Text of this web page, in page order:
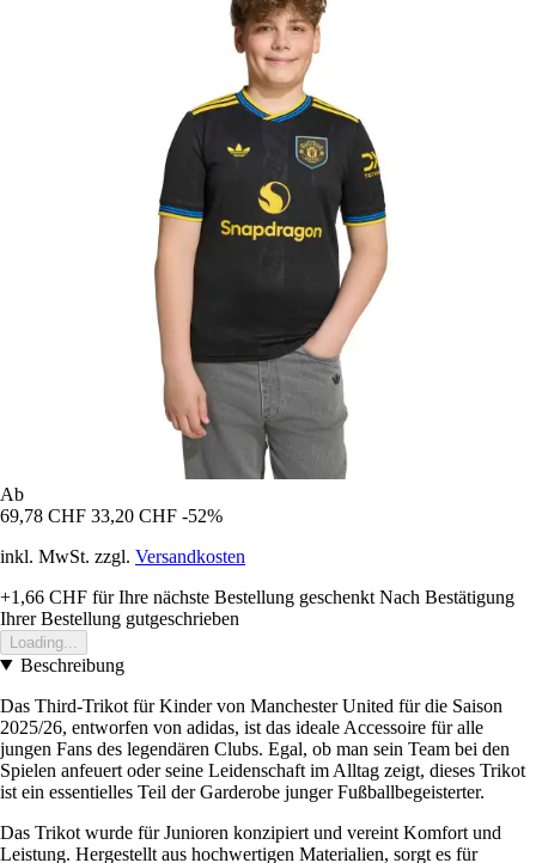
Ab
69,78 CHF 33,20 CHF -52%
inkl. MwSt. zzgl. Versandkosten
+1,66 CHF für Ihre nächste Bestellung geschenkt Nach Bestätigung
Ihrer Bestellung gutgeschrieben
Loading...
Beschreibung
Das Third-Trikot für Kinder von Manchester United für die Saison
2025/26, entworfen von adidas, ist das ideale Accessoire für alle
jungen Fans des legendären Clubs. Egal, ob man sein Team bei den
Spielen anfeuert oder seine Leidenschaft im Alltag zeigt, dieses Trikot
ist ein essentielles Teil der Garderobe junger Fußballbegeisterter.
Das Trikot wurde für Junioren konzipiert und vereint Komfort und
Leistung. Hergestellt aus hochwertigen Materialien, sorgt es für